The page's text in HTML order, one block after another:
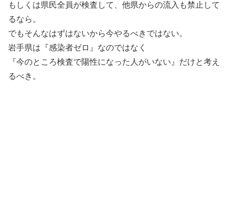
もしくは県民全員が検査して、他県からの流入も禁止して
るなら。
でもそんなはずはないから今やるべきではない。
岩手県は『感染者ゼロ』なのではなく
『今のところ検査で陽性になった人がいない』だけと考え
るべき。